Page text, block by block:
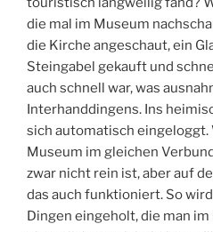
die mal im Museum
die Kirche angeschaut, ein
Steingabel gekauft und
auch schnell war, was
Interhanddingens. Ins
sich automatisch eingeloggt.
Museum im gleichen
zwar nicht rein ist, aber auf
das auch funktioniert. So
Dingen eingeholt, die man